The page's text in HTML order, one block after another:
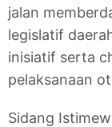
jalan
legislatif
inisiatif serta
pelaksanaan
Sidang